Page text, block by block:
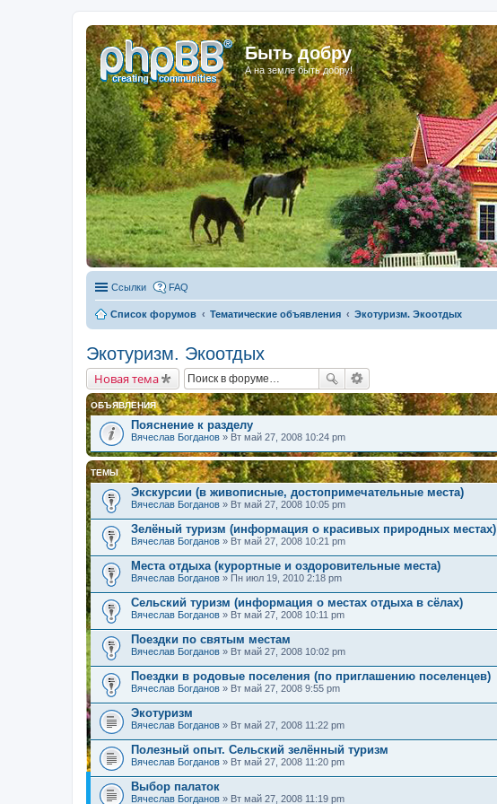
Быть добру
А на земле быть добру!
Ссылки FAQ
Список форумов Тематические объявления Экотуризм. Экоотдых
Экотуризм. Экоотдых
Новая тема
ОБЪЯВЛЕНИЯ
Пояснение к разделу
Вячеслав Богданов » Вт май 27, 2008 10:24 pm
ТЕМЫ
Экскурсии (в живописные, достопримечательные места)
Вячеслав Богданов » Вт май 27, 2008 10:05 pm
Зелёный туризм (информация о красивых природных местах)
Вячеслав Богданов » Вт май 27, 2008 10:21 pm
Места отдыха (курортные и оздоровительные места)
Вячеслав Богданов » Пн июл 19, 2010 2:18 pm
Сельский туризм (информация о местах отдыха в сёлах)
Вячеслав Богданов » Вт май 27, 2008 10:11 pm
Поездки по святым местам
Вячеслав Богданов » Вт май 27, 2008 10:02 pm
Поездки в родовые поселения (по приглашению поселенцев)
Вячеслав Богданов » Вт май 27, 2008 9:55 pm
Экотуризм
Вячеслав Богданов » Вт май 27, 2008 11:22 pm
Полезный опыт. Сельский зелённый туризм
Вячеслав Богданов » Вт май 27, 2008 11:20 pm
Выбор палаток
Вячеслав Богданов » Вт май 27, 2008 11:19 pm